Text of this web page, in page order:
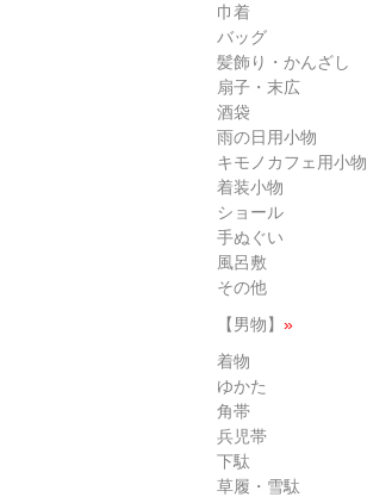
巾着
バッグ
髪飾り・かんざし
扇子・末広
酒袋
雨の日用小物
キモノカフェ用小物
着装小物
ショール
手ぬぐい
風呂敷
その他
【男物】 »
着物
ゆかた
角帯
兵児帯
下駄
草履・雪駄